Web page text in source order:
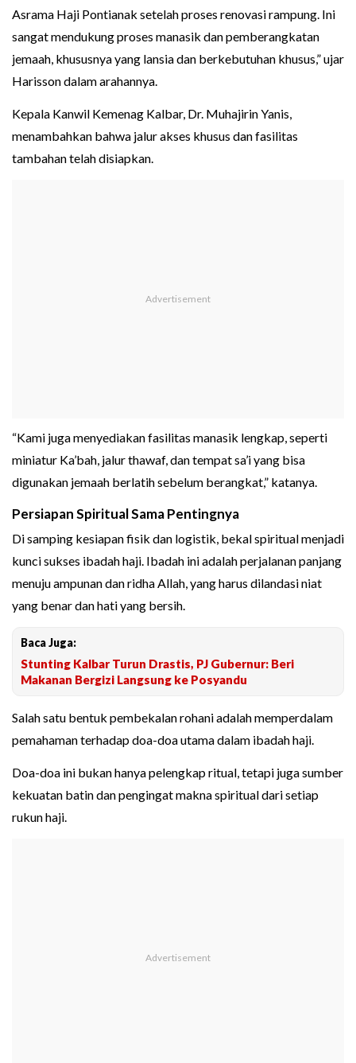
Asrama Haji Pontianak setelah proses renovasi rampung. Ini
sangat mendukung proses manasik dan pemberangkatan
jemaah, khususnya yang lansia dan berkebutuhan khusus,” ujar
Harisson dalam arahannya.
Kepala Kanwil Kemenag Kalbar, Dr. Muhajirin Yanis,
menambahkan bahwa jalur akses khusus dan fasilitas
tambahan telah disiapkan.
“Kami juga menyediakan fasilitas manasik lengkap, seperti
miniatur Ka’bah, jalur thawaf, dan tempat sa’i yang bisa
digunakan jemaah berlatih sebelum berangkat,” katanya.
Persiapan Spiritual Sama Pentingnya
Di samping kesiapan fisik dan logistik, bekal spiritual menjadi
kunci sukses ibadah haji. Ibadah ini adalah perjalanan panjang
menuju ampunan dan ridha Allah, yang harus dilandasi niat
yang benar dan hati yang bersih.
Baca Juga:
Stunting Kalbar Turun Drastis, PJ Gubernur: Beri
Makanan Bergizi Langsung ke Posyandu
Salah satu bentuk pembekalan rohani adalah memperdalam
pemahaman terhadap doa-doa utama dalam ibadah haji.
Doa-doa ini bukan hanya pelengkap ritual, tetapi juga sumber
kekuatan batin dan pengingat makna spiritual dari setiap
rukun haji.